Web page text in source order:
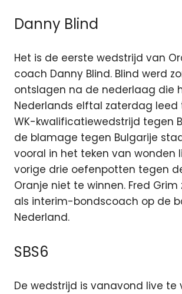
Danny Blind
Het is de eerste wedstrijd van
coach Danny Blind. Blind werd
ontslagen na de nederlaag die
Nederlands elftal zaterdag leed
WK-kwalificatiewedstrijd tegen
de blamage tegen Bulgarije
vooral in het teken van wonden
vorige drie oefenpotten tegen
Oranje niet te winnen. Fred
als interim-bondscoach op de
Nederland.
SBS6
De wedstrijd is vanavond live te